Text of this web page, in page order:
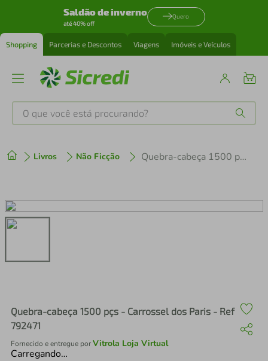
Saldão de inverno
até 40% off
Quero
Shopping Parcerias e Descontos Viagens Imóveis e Veículos
O que você está procurando?
Livros Não Ficção Quebra-cabeça 1500 pçs - Carrossel dos Paris - Ref 792471
Quebra-cabeça 1500 pçs - Carrossel dos Paris - Ref
792471
Fornecido e entregue porVitrola Loja Virtual
Carregando…
2º cafeteira